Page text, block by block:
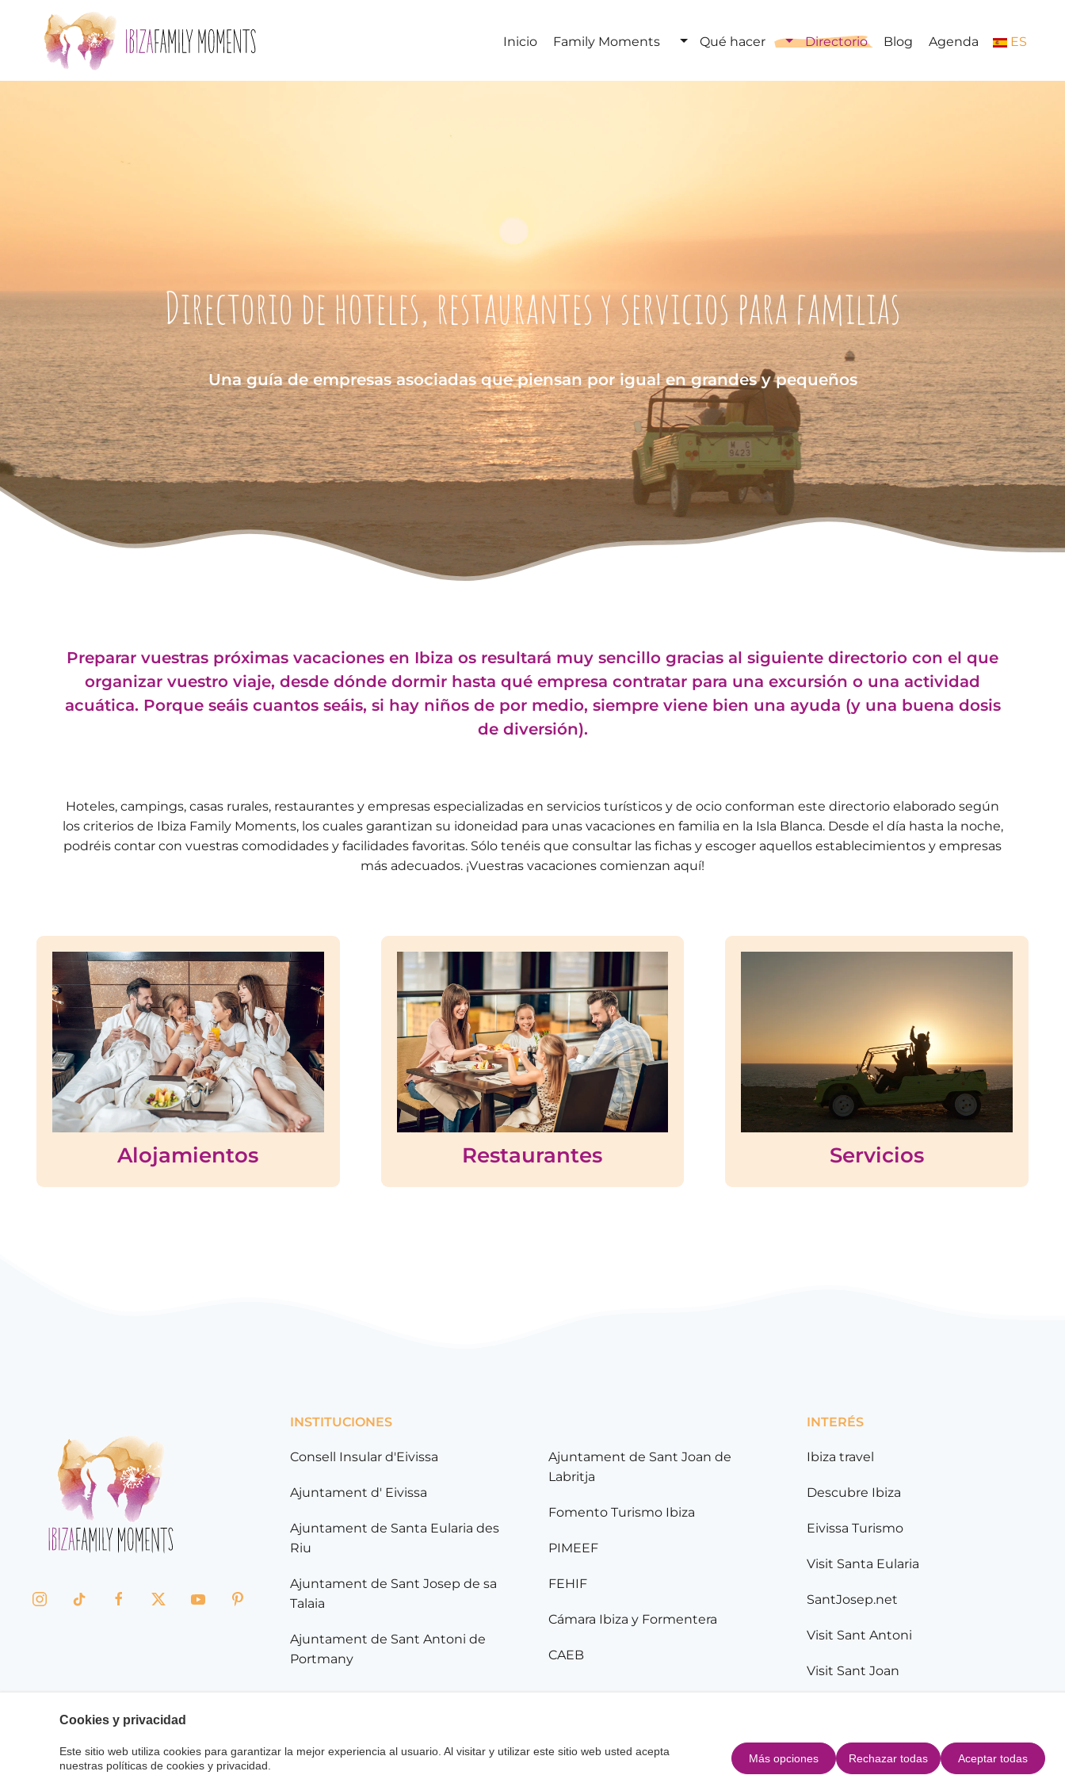
Skip to main content Inicio Family Moments Qué hacer Directorio Blog Agenda ES
Directorio de hoteles, restaurantes y servicios para familias
Una guía de empresas asociadas que piensan por igual en grandes y pequeños
Preparar vuestras próximas vacaciones en Ibiza os resultará muy sencillo gracias al siguiente directorio con el que
organizar vuestro viaje, desde dónde dormir hasta qué empresa contratar para una excursión o una actividad
acuática. Porque seáis cuantos seáis, si hay niños de por medio, siempre viene bien una ayuda (y una buena dosis
de diversión).
Hoteles, campings, casas rurales, restaurantes y empresas especializadas en servicios turísticos y de ocio conforman este directorio elaborado según
los criterios de Ibiza Family Moments, los cuales garantizan su idoneidad para unas vacaciones en familia en la Isla Blanca. Desde el día hasta la noche,
podréis contar con vuestras comodidades y facilidades favoritas. Sólo tenéis que consultar las fichas y escoger aquellos establecimientos y empresas
más adecuados. ¡Vuestras vacaciones comienzan aquí!
Alojamientos Restaurantes Servicios
INSTITUCIONES
Consell Insular d'Eivissa
Ajuntament d' Eivissa
Ajuntament de Santa Eularia des
Riu
Ajuntament de Sant Josep de sa
Talaia
Ajuntament de Sant Antoni de
Portmany
Ajuntament de Sant Joan de
Labritja
Fomento Turismo Ibiza
PIMEEF
FEHIF
Cámara Ibiza y Formentera
CAEB
INTERÉS
Ibiza travel
Descubre Ibiza
Eivissa Turismo
Visit Santa Eularia
SantJosep.net
Visit Sant Antoni
Visit Sant Joan
Aviso Legal Política de Cookies
Cookies y privacidad
Este sitio web utiliza cookies para garantizar la mejor experiencia al usuario. Al visitar y utilizar este sitio web usted acepta
nuestras políticas de cookies y privacidad.
Más opciones Rechazar todas Aceptar todas